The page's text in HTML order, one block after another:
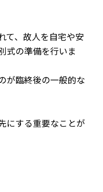
て、故人を自宅や安
式の準備を行いま
が臨終後の一般的な
にする重要なことが